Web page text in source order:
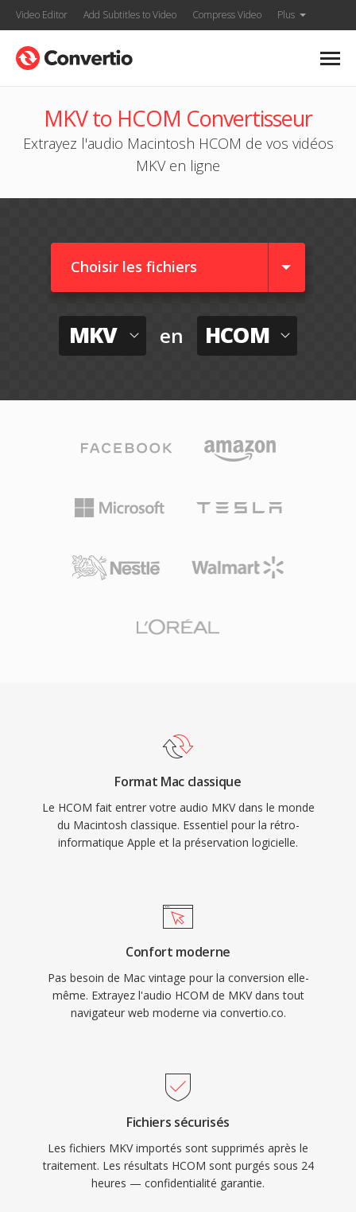
Video Editor Add Subtitles to Video Compress Video Plus
MKV to HCOM Convertisseur
Extrayez l'audio Macintosh HCOM de vos vidéos
MKV en ligne
Choisir les fichiers
MKV en HCOM
Format Mac classique
Le HCOM fait entrer votre audio MKV dans le monde
du Macintosh classique. Essentiel pour la rétro-
informatique Apple et la préservation logicielle.
Confort moderne
Pas besoin de Mac vintage pour la conversion elle-
même. Extrayez l'audio HCOM de MKV dans tout
navigateur web moderne via convertio.co.
Fichiers sécurisés
Les fichiers MKV importés sont supprimés après le
traitement. Les résultats HCOM sont purgés sous 24
heures — confidentialité garantie.